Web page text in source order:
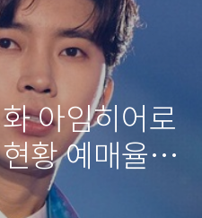
아임히어로
황 예매율 1
일자